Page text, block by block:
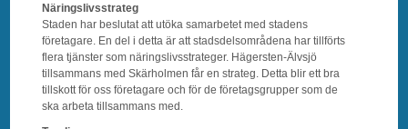
Näringslivsstrateg
Staden har beslutat att utöka samarbetet med stadens
företagare. En del i detta är att stadsdelsområdena har tillförts
flera tjänster som näringslivsstrateger. Hägersten-Älvsjö
tillsammans med Skärholmen får en strateg. Detta blir ett bra
tillskott för oss företagare och för de företagsgrupper som de
ska arbeta tillsammans med.